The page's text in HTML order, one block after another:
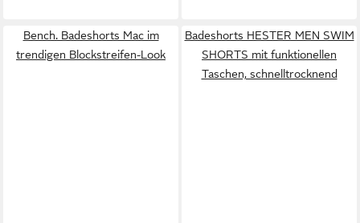
Bench. Badeshorts Mac im
trendigen Blockstreifen-Look
Badeshorts HESTER MEN SWIM
SHORTS mit funktionellen
Taschen, schnelltrocknend